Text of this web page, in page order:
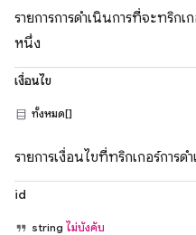
รายการการดำเนินการที่จะทริก
หนึ่ง
เงื่อนไข
ทั้งหมด[]
รายการเงื่อนไขที่ทริกเกอร์การด
id
string ไม่บังคับ